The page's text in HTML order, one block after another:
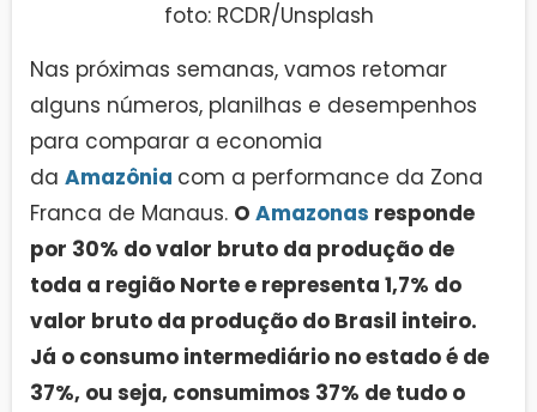
foto: RCDR/Unsplash
Nas próximas semanas, vamos retomar
alguns números, planilhas e desempenhos
para comparar a economia
da Amazônia com a performance da Zona
Franca de Manaus. O Amazonas responde
por 30% do valor bruto da produção de
toda a região Norte e representa 1,7% do
valor bruto da produção do Brasil inteiro.
Já o consumo intermediário no estado é de
37%, ou seja, consumimos 37% de tudo o